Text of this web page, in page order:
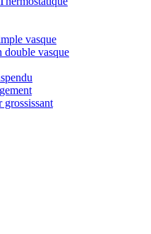
vasque
double vasque